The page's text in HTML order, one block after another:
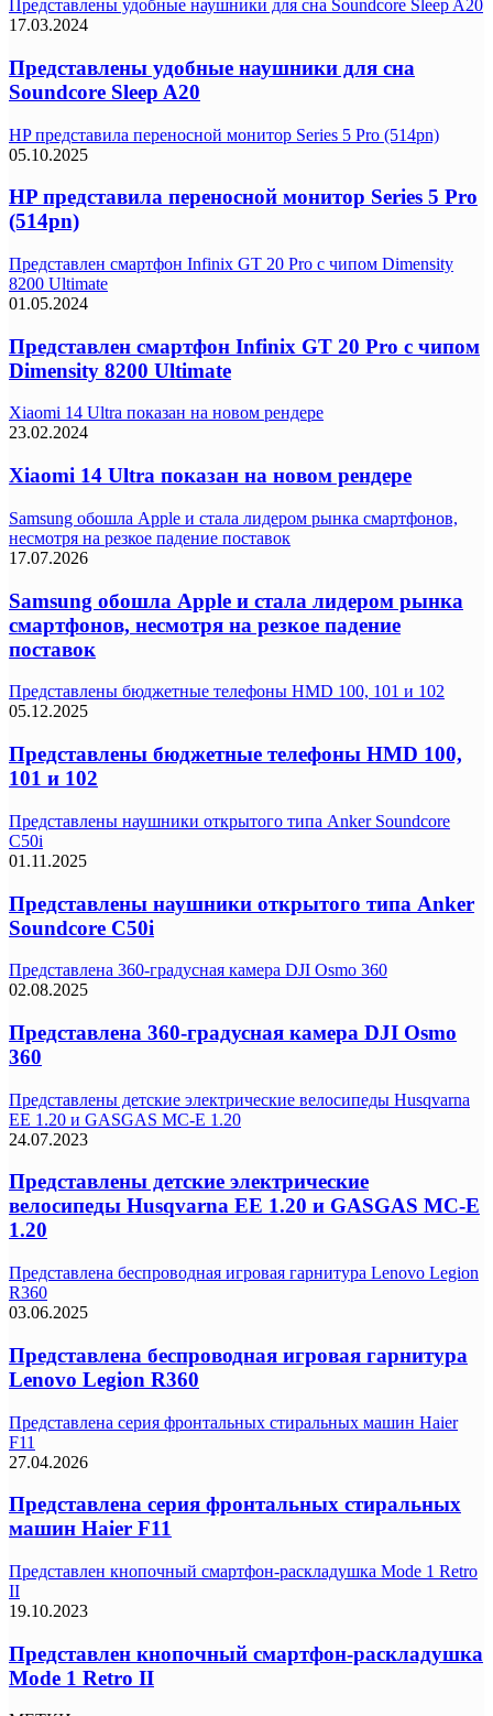
Представлены удобные наушники для сна Soundcore Sleep A20
17.03.2024
Представлены удобные наушники для сна
Soundcore Sleep A20
HP представила переносной монитор Series 5 Pro (514pn)
05.10.2025
HP представила переносной монитор Series 5 Pro
(514pn)
Представлен смартфон Infinix GT 20 Pro с чипом Dimensity
8200 Ultimate
01.05.2024
Представлен смартфон Infinix GT 20 Pro с чипом
Dimensity 8200 Ultimate
Xiaomi 14 Ultra показан на новом рендере
23.02.2024
Xiaomi 14 Ultra показан на новом рендере
Samsung обошла Apple и стала лидером рынка смартфонов,
несмотря на резкое падение поставок
17.07.2026
Samsung обошла Apple и стала лидером рынка
смартфонов, несмотря на резкое падение
поставок
Представлены бюджетные телефоны HMD 100, 101 и 102
05.12.2025
Представлены бюджетные телефоны HMD 100,
101 и 102
Представлены наушники открытого типа Anker Soundcore
C50i
01.11.2025
Представлены наушники открытого типа Anker
Soundcore C50i
Представлена 360-градусная камера DJI Osmo 360
02.08.2025
Представлена 360-градусная камера DJI Osmo
360
Представлены детские электрические велосипеды Husqvarna
EE 1.20 и GASGAS MC-E 1.20
24.07.2023
Представлены детские электрические
велосипеды Husqvarna EE 1.20 и GASGAS MC-E
1.20
Представлена беспроводная игровая гарнитура Lenovo Legion
R360
03.06.2025
Представлена беспроводная игровая гарнитура
Lenovo Legion R360
Представлена серия фронтальных стиральных машин Haier
F11
27.04.2026
Представлена серия фронтальных стиральных
машин Haier F11
Представлен кнопочный смартфон-раскладушка Mode 1 Retro
II
19.10.2023
Представлен кнопочный смартфон-раскладушка
Mode 1 Retro II